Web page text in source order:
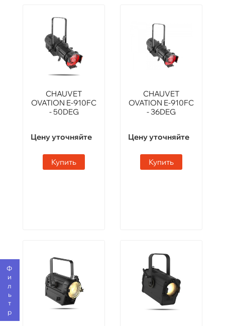
Фильтр
CHAUVET
OVATION E-910FC
- 50DEG
Цену уточняйте
Купить
CHAUVET
OVATION E-910FC
- 36DEG
Цену уточняйте
Купить